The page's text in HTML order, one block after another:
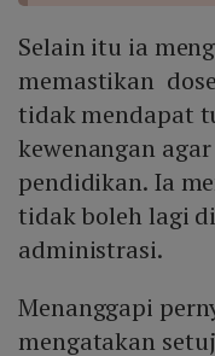
Selain itu ia
memastikan
tidak mendapat
kewenangan
pendidikan. Ia
tidak boleh lagi
administrasi.
Menanggapi
mengatakan